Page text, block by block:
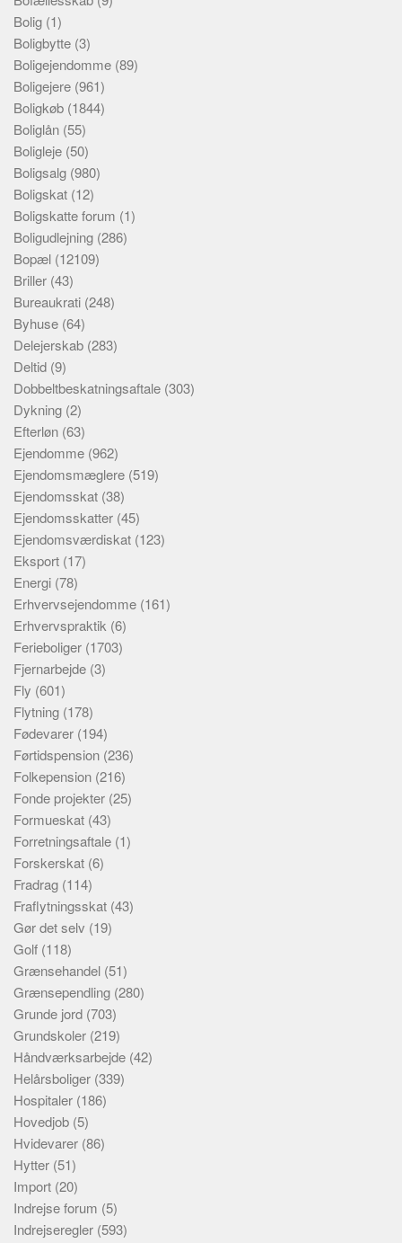
Bolig (1)
Boligbytte (3)
Boligejendomme (89)
Boligejere (961)
Boligkøb (1844)
Boliglån (55)
Boligleje (50)
Boligsalg (980)
Boligskat (12)
Boligskatte forum (1)
Boligudlejning (286)
Bopæl (12109)
Briller (43)
Bureaukrati (248)
Byhuse (64)
Delejerskab (283)
Deltid (9)
Dobbeltbeskatningsaftale (303)
Dykning (2)
Efterløn (63)
Ejendomme (962)
Ejendomsmæglere (519)
Ejendomsskat (38)
Ejendomsskatter (45)
Ejendomsværdiskat (123)
Eksport (17)
Energi (78)
Erhvervsejendomme (161)
Erhvervspraktik (6)
Ferieboliger (1703)
Fjernarbejde (3)
Fly (601)
Flytning (178)
Fødevarer (194)
Førtidspension (236)
Folkepension (216)
Fonde projekter (25)
Formueskat (43)
Forretningsaftale (1)
Forskerskat (6)
Fradrag (114)
Fraflytningsskat (43)
Gør det selv (19)
Golf (118)
Grænsehandel (51)
Grænsependling (280)
Grunde jord (703)
Grundskoler (219)
Håndværksarbejde (42)
Helårsboliger (339)
Hospitaler (186)
Hovedjob (5)
Hvidevarer (86)
Hytter (51)
Import (20)
Indrejse forum (5)
Indrejseregler (593)